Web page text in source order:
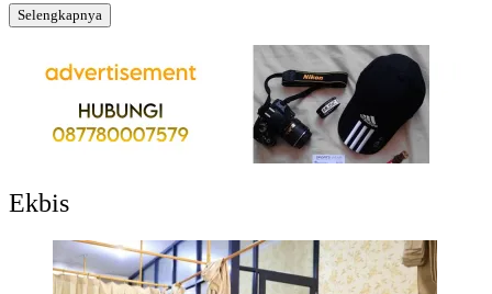
Selengkapnya
Ekbis